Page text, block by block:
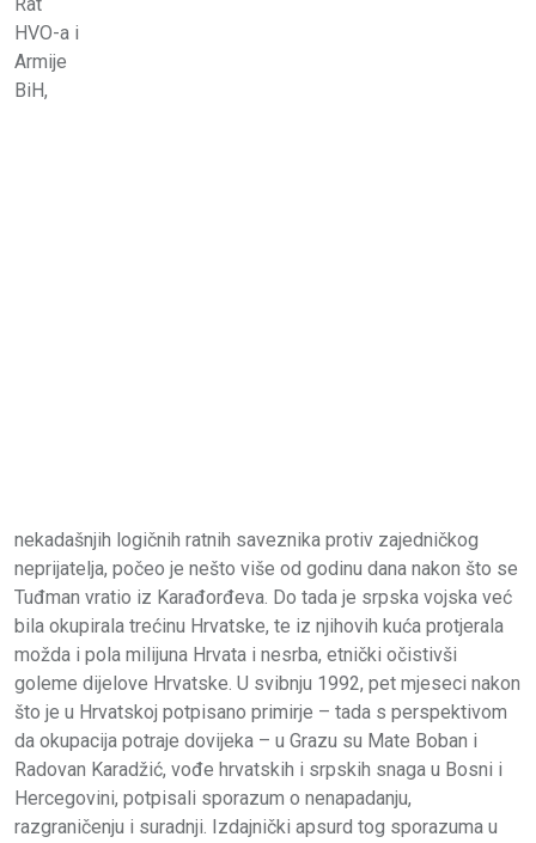
HVO-a i
Armije
BiH,
nekadašnjih logičnih ratnih saveznika protiv zajedničkog
neprijatelja, počeo je nešto više od godinu dana nakon što se
Tuđman vratio iz Karađorđeva. Do tada je srpska vojska već
bila okupirala trećinu Hrvatske, te iz njihovih kuća protjerala
možda i pola milijuna Hrvata i nesrba, etnički očistivši
goleme dijelove Hrvatske. U svibnju 1992, pet mjeseci nakon
što je u Hrvatskoj potpisano primirje – tada s perspektivom
da okupacija potraje dovijeka – u Grazu su Mate Boban i
Radovan Karadžić, vođe hrvatskih i srpskih snaga u Bosni i
Hercegovini, potpisali sporazum o nenapadanju,
razgraničenju i suradnji. Izdajnički apsurd tog sporazuma u